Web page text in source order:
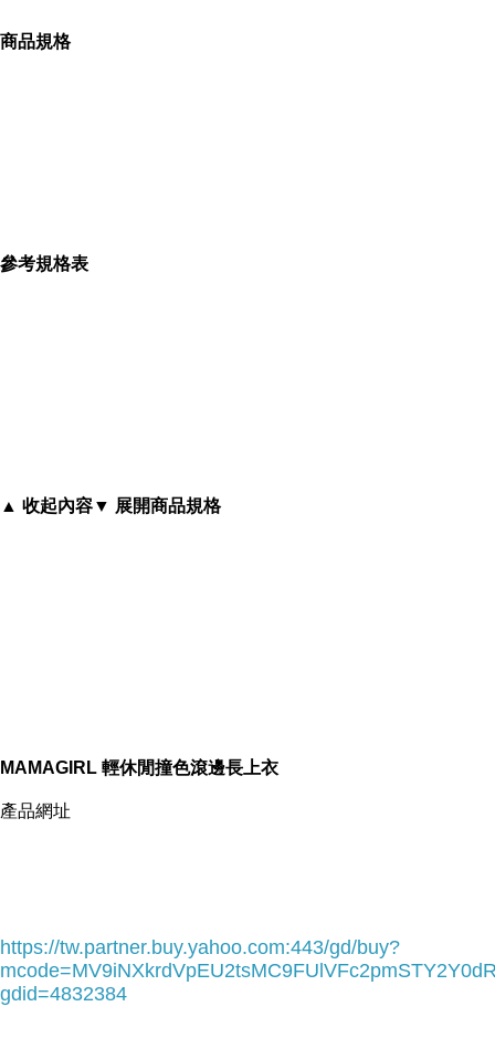
中性設計
商品規格
參考規格表
▲ 收起內容▼ 展開商品規格
MAMAGIRL 輕休閒撞色滾邊長上衣
產品網址
https://tw.partner.buy.yahoo.com:443/gd/buy?
gdid=4832384